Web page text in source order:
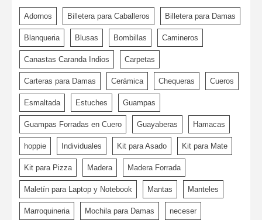
Adornos Billetera para Caballeros Billetera para Damas
Blanqueria Blusas Bombillas Camineros
Canastas Caranda Indios Carpetas
Carteras para Damas Cerámica Chequeras Cueros
Esmaltada Estuches Guampas
Guampas Forradas en Cuero Guayaberas Hamacas
hoppie Individuales Kit para Asado Kit para Mate
Kit para Pizza Madera Madera Forrada
Maletín para Laptop y Notebook Mantas Manteles
Marroquineria Mochila para Damas neceser